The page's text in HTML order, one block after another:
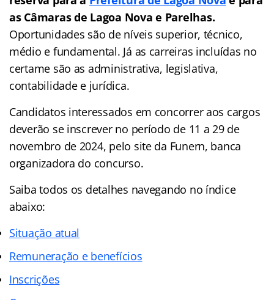
as Câmaras de Lagoa Nova e Parelhas.
Oportunidades são de níveis superior, técnico,
médio e fundamental. Já as carreiras incluídas no
certame são as administrativa, legislativa,
contabilidade e jurídica.
Candidatos interessados em concorrer aos cargos
deverão se inscrever no período de 11 a 29 de
novembro de 2024, pelo site da Funern, banca
organizadora do concurso.
Saiba todos os detalhes navegando no índice
abaixo:
Situação atual
Remuneração e benefícios
Inscrições